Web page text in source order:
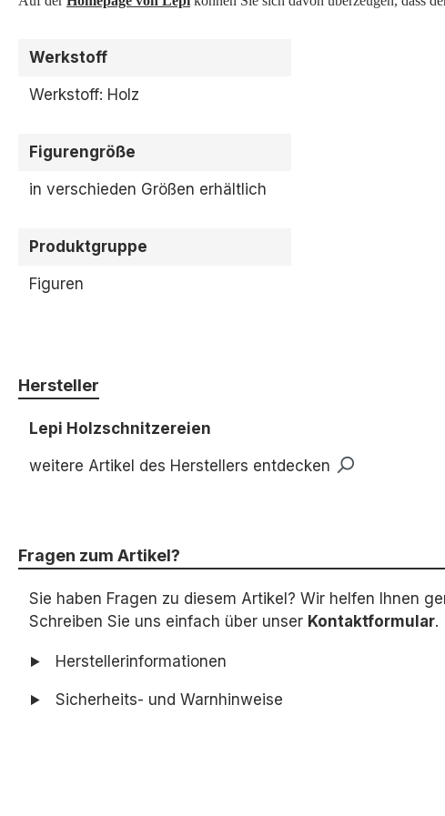
Werkstoff
Werkstoff: Holz
Figurengröße
in verschieden Größen erhältlich
Produktgruppe
Figuren
Hersteller
Lepi Holzschnitzereien
weitere Artikel des Herstellers entdecken
Fragen zum Artikel?
Sie haben Fragen zu diesem Artikel? Wir helfen Ihnen
Schreiben Sie uns einfach über unser Kontaktformular.
Herstellerinformationen
Sicherheits- und Warnhinweise